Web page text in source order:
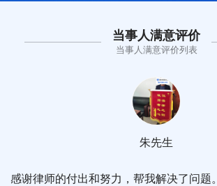
当事人满意评价
当事人满意评价列表
感谢律师的付出和努力，帮我解决了问题。
朱先生